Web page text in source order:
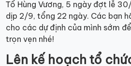
Tổ Hùng Vương, 5 ngày đợt lễ
dịp 2/9, tổng 22 ngày. Các bạn
cho các dự định của mình sớm
trọn vẹn nhé!
Lên kế hoạch tổ